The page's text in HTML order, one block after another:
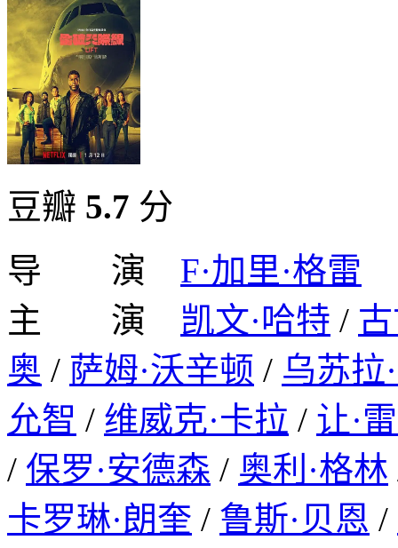
豆瓣 5.7 分
导 演 F·加里·格雷
主 演 凯文·哈特 /
奥 / 萨姆·沃辛顿 / 乌苏拉
允智 / 维威克·卡拉 / 让·
/ 保罗·安德森 / 奥利·格林
卡罗琳·朗奎 / 鲁斯·贝恩 /